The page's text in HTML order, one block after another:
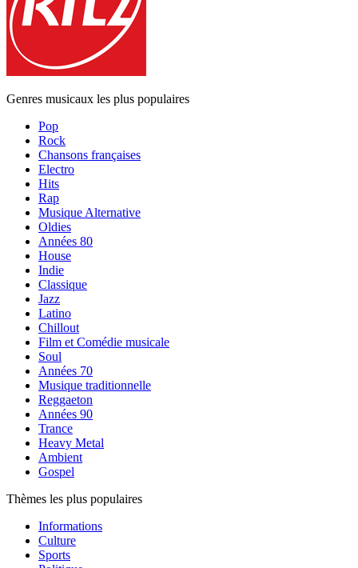
Genres musicaux les plus populaires
Pop
Rock
Chansons françaises
Electro
Hits
Rap
Musique Alternative
Oldies
Années 80
House
Indie
Classique
Jazz
Latino
Chillout
Film et Comédie musicale
Soul
Années 70
Musique traditionnelle
Reggaeton
Années 90
Trance
Heavy Metal
Ambient
Gospel
Thèmes les plus populaires
Informations
Culture
Sports